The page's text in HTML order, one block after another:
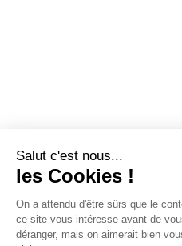
Salut c'est nous...
les Cookies !
On a attendu d'être sûrs que le
ce site vous intéresse avant de
déranger, mais on aimerait bien